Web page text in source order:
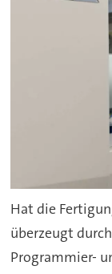
Hat die
überzeugt
Programmier-